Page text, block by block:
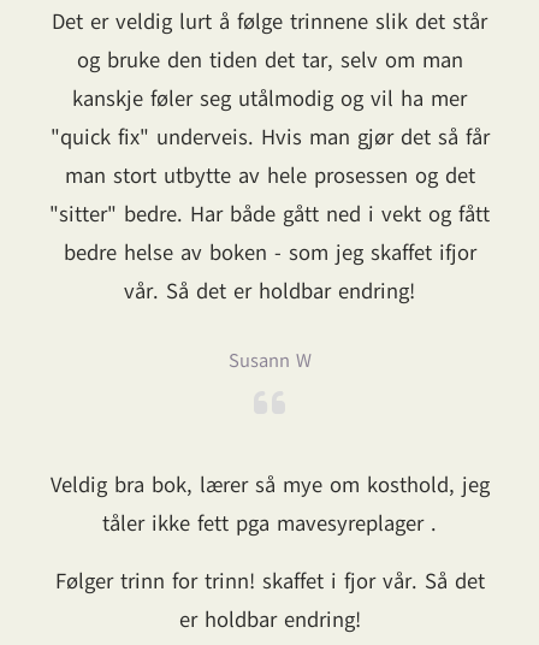
Det er veldig lurt å følge trinnene slik det står
og bruke den tiden det tar, selv om man
kanskje føler seg utålmodig og vil ha mer
"quick fix" underveis. Hvis man gjør det så får
man stort utbytte av hele prosessen og det
"sitter" bedre. Har både gått ned i vekt og fått
bedre helse av boken - som jeg skaffet ifjor
vår. Så det er holdbar endring!
Susann W
Veldig bra bok, lærer så mye om kosthold, jeg
tåler ikke fett pga mavesyreplager .
Følger trinn for trinn! skaffet i fjor vår. Så det
er holdbar endring!